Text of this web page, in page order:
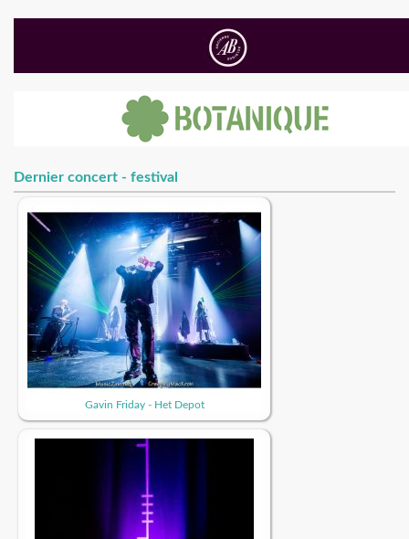
Dernier concert - festival
Gavin Friday - Het Depot